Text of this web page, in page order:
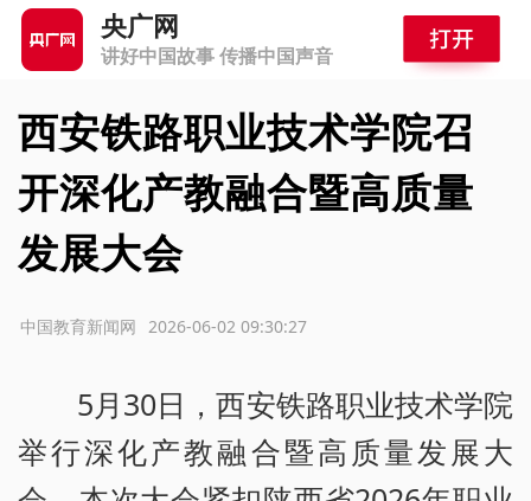
央广网
讲好中国故事 传播中国声音
西安铁路职业技术学院召
开深化产教融合暨高质量
发展大会
2026-06-02 09:30:27
中国教育新闻网
5月30日，西安铁路职业技术学院
举行深化产教融合暨高质量发展大